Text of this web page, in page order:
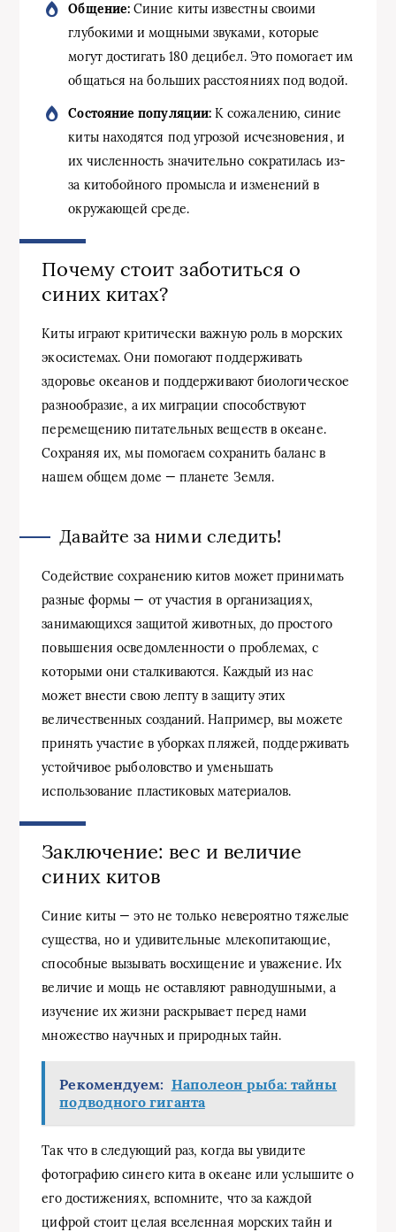
Общение: Синие киты известны своими
глубокими и мощными звуками, которые
могут достигать 180 децибел. Это помогает им
общаться на больших расстояниях под водой.
Состояние популяции: К сожалению, синие
киты находятся под угрозой исчезновения, и
их численность значительно сократилась из-
за китобойного промысла и изменений в
окружающей среде.
Почему стоит заботиться о
синих китах?
Киты играют критически важную роль в морских
экосистемах. Они помогают поддерживать
здоровье океанов и поддерживают биологическое
разнообразие, а их миграции способствуют
перемещению питательных веществ в океане.
Сохраняя их, мы помогаем сохранить баланс в
нашем общем доме — планете Земля.
Давайте за ними следить!
Содействие сохранению китов может принимать
разные формы — от участия в организациях,
занимающихся защитой животных, до простого
повышения осведомленности о проблемах, с
которыми они сталкиваются. Каждый из нас
может внести свою лепту в защиту этих
величественных созданий. Например, вы можете
принять участие в уборках пляжей, поддерживать
устойчивое рыболовство и уменьшать
использование пластиковых материалов.
Заключение: вес и величие
синих китов
Синие киты — это не только невероятно тяжелые
существа, но и удивительные млекопитающие,
способные вызывать восхищение и уважение. Их
величие и мощь не оставляют равнодушными, а
изучение их жизни раскрывает перед нами
множество научных и природных тайн.
Рекомендуем: Наполеон рыба: тайны
подводного гиганта
Так что в следующий раз, когда вы увидите
фотографию синего кита в океане или услышите о
его достижениях, вспомните, что за каждой
цифрой стоит целая вселенная морских тайн и